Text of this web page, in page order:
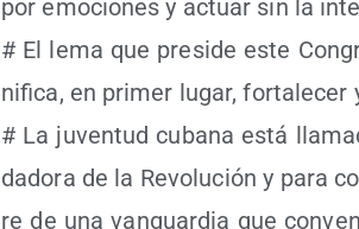
por emo­cio­nes y actuar sin la
# El lema que pre­si­de este
ni­fi­ca, en pri­mer lugar,
# La juven­tud cuba­na está
da­do­ra de la Revo­lu­ción y para
re de una van­guar­dia que